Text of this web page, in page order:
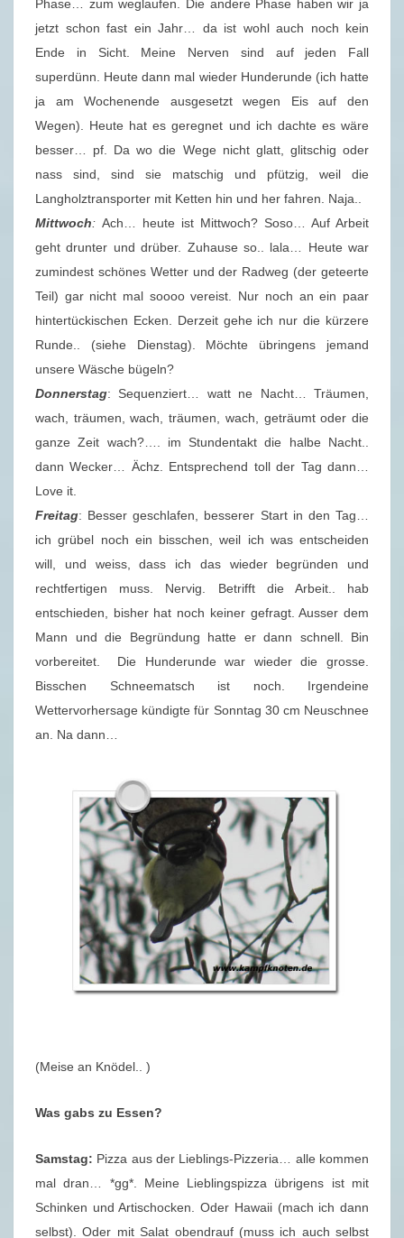
Phase… zum weglaufen. Die andere Phase haben wir ja
jetzt schon fast ein Jahr… da ist wohl auch noch kein
Ende in Sicht. Meine Nerven sind auf jeden Fall
superdünn. Heute dann mal wieder Hunderunde (ich hatte
ja am Wochenende ausgesetzt wegen Eis auf den
Wegen). Heute hat es geregnet und ich dachte es wäre
besser… pf. Da wo die Wege nicht glatt, glitschig oder
nass sind, sind sie matschig und pfützig, weil die
Langholztransporter mit Ketten hin und her fahren. Naja..
Mittwoch: Ach… heute ist Mittwoch? Soso… Auf Arbeit
geht drunter und drüber. Zuhause so.. lala… Heute war
zumindest schönes Wetter und der Radweg (der geteerte
Teil) gar nicht mal soooo vereist. Nur noch an ein paar
hintertückischen Ecken. Derzeit gehe ich nur die kürzere
Runde.. (siehe Dienstag). Möchte übringens jemand
unsere Wäsche bügeln?
Donnerstag: Sequenziert… watt ne Nacht… Träumen,
wach, träumen, wach, träumen, wach, geträumt oder die
ganze Zeit wach?…. im Stundentakt die halbe Nacht..
dann Wecker… Ächz. Entsprechend toll der Tag dann…
Love it.
Freitag: Besser geschlafen, besserer Start in den Tag…
ich grübel noch ein bisschen, weil ich was entscheiden
will, und weiss, dass ich das wieder begründen und
rechtfertigen muss. Nervig. Betrifft die Arbeit.. hab
entschieden, bisher hat noch keiner gefragt. Ausser dem
Mann und die Begründung hatte er dann schnell. Bin
vorbereitet. Die Hunderunde war wieder die grosse.
Bisschen Schneematsch ist noch. Irgendeine
Wettervorhersage kündigte für Sonntag 30 cm Neuschnee
an. Na dann…
(Meise an Knödel.. )
Was gabs zu Essen?
Samstag: Pizza aus der Lieblings-Pizzeria… alle kommen
mal dran… *gg*. Meine Lieblingspizza übrigens ist mit
Schinken und Artischocken. Oder Hawaii (mach ich dann
selbst). Oder mit Salat obendrauf (muss ich auch selbst